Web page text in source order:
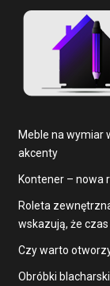
Meble na wymiar
akcenty
Kontener – nowa
Roleta
wskazują, że
Czy warto
Obróbki